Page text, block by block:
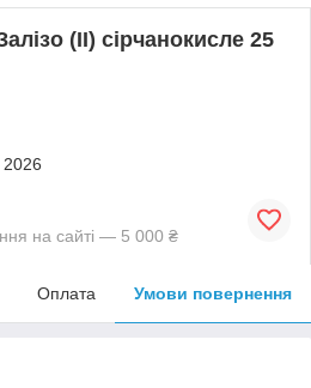
(II) сірчанокисле 25
на сайті — 5 000 ₴
Оплата Умови повернення